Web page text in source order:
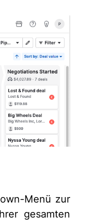
Menü zur
gesamten